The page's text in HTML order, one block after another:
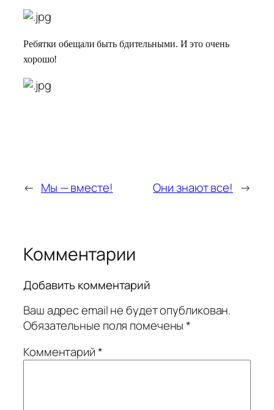
Ребятки обещали быть бдительными. И это очень
хорошо!
← Мы — вместе! Они знают все! →
Комментарии
Добавить комментарий
Ваш адрес email не будет опубликован.
Обязательные поля помечены*
Комментарий*